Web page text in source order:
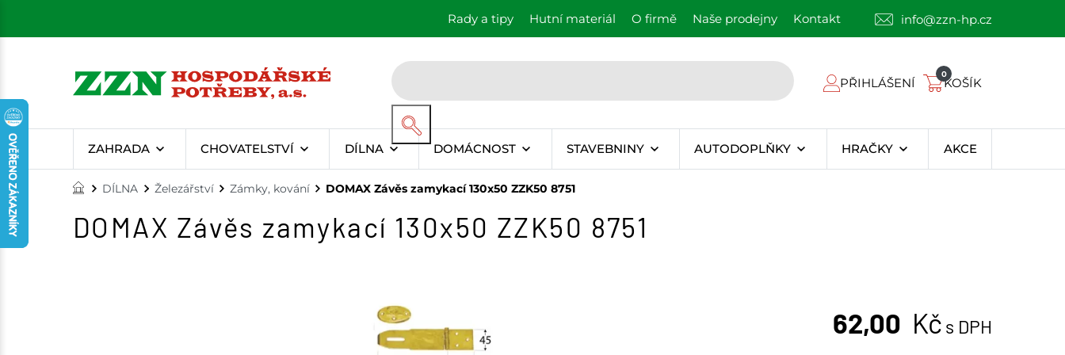
Rady a tipy Hutní materiál O firmě Naše prodejny Kontakt info@zzn-hp.cz
PŘIHLÁŠENÍ
0
KOŠÍK
ZAHRADA CHOVATELSTVÍ DÍLNA DOMÁCNOST STAVEBNINY AUTODOPLŇKY HRAČKY AKCE
DÍLNA Železářství Zámky, kování DOMAX Závěs zamykací 130x50 ZZK50 8751
DOMAX Závěs zamykací 130x50 ZZK50 8751
62,00 Kč s DPH